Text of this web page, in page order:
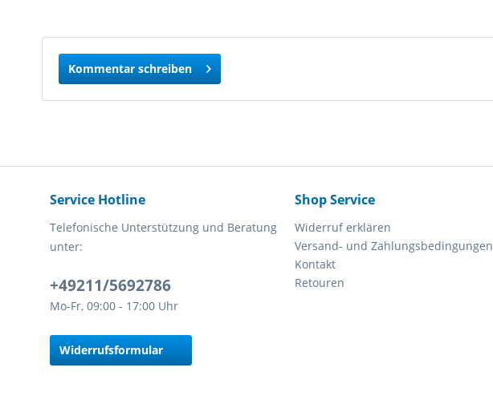
Kommentar schreiben
Service Hotline
Telefonische Unterstützung und Beratung
unter:
+49211/5692786
Mo-Fr, 09:00 - 17:00 Uhr
Widerrufsformular
Shop Service
Widerruf erklären
Versand- und Zahlungsbedingungen
Kontakt
Retouren